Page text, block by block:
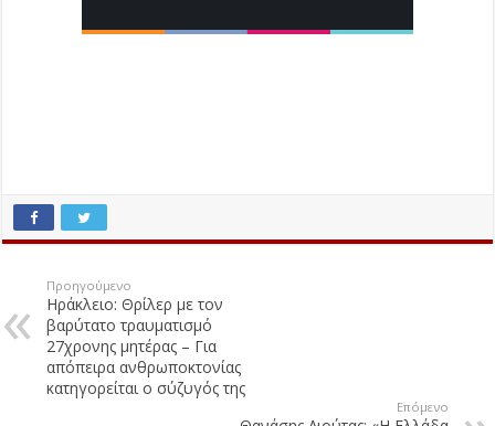
Προηγούμενο
Ηράκλειο: Θρίλερ με τον
βαρύτατο τραυματισμό
27χρονης μητέρας – Για
απόπειρα ανθρωποκτονίας
κατηγορείται ο σύζυγός της
Επόμενο